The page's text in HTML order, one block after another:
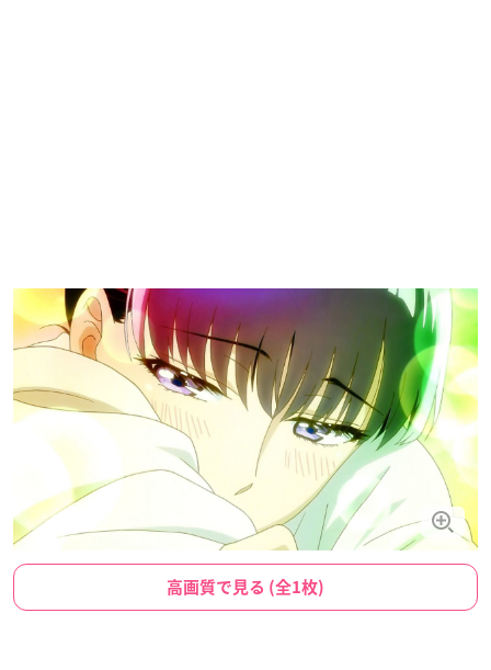
高画質で見る (全1枚)